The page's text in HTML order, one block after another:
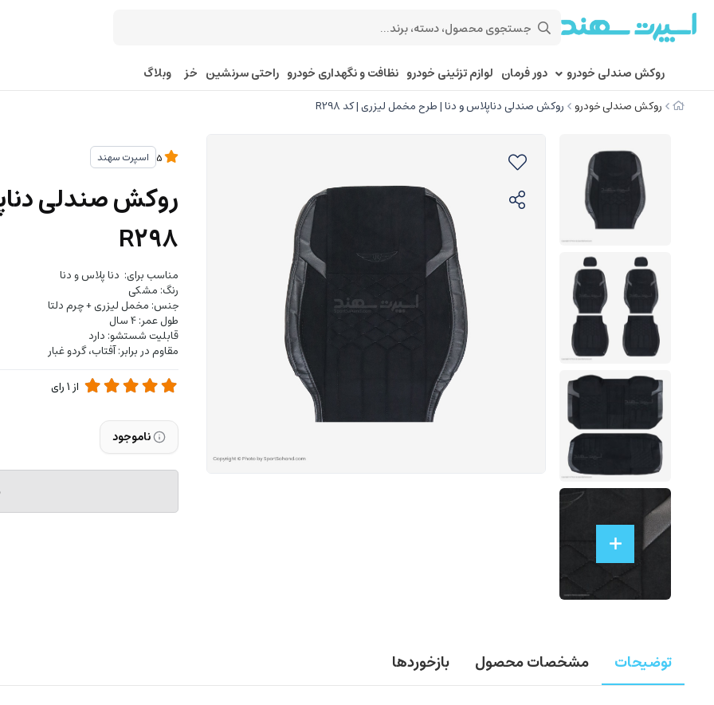
روکش صندلی خودرو دور فرمان لوازم تزئینی خودرو نظافت و نگهداری خودرو راحتی سرنشین خز وبلاگ
روکش صندلی خودرو روکش صندلی دناپلاس و دنا | طرح مخمل لیزری | کد R298
اسپرت سهند
روکش صندلی
R298
مناسب برای: دنا پلاس و دنا
رنگ: مشکی
جنس: مخمل لیزری + چرم دلتا
طول عمر: 4 سال
قابلیت شستشو: دارد
مقاوم در برابر: آفتاب، گردو غبار
از1رای
ناموجود
توضیحات مشخصات محصول بازخوردها